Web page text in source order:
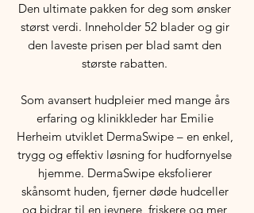
Den ultimate pakken for deg som ønsker
størst verdi. Inneholder 52 blader og gir
den laveste prisen per blad samt den
største rabatten.
Som avansert hudpleier med mange års
erfaring og klinikkleder har Emilie
Herheim utviklet DermaSwipe – en enkel,
trygg og effektiv løsning for hudfornyelse
hjemme. DermaSwipe eksfolierer
skånsomt huden, fjerner døde hudceller
og bidrar til en jevnere, friskere og mer